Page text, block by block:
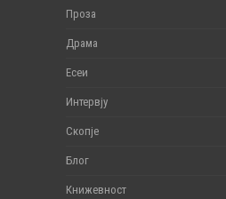
Проза
Драма
Есеи
Интервју
Скопје
Блог
Книжевност